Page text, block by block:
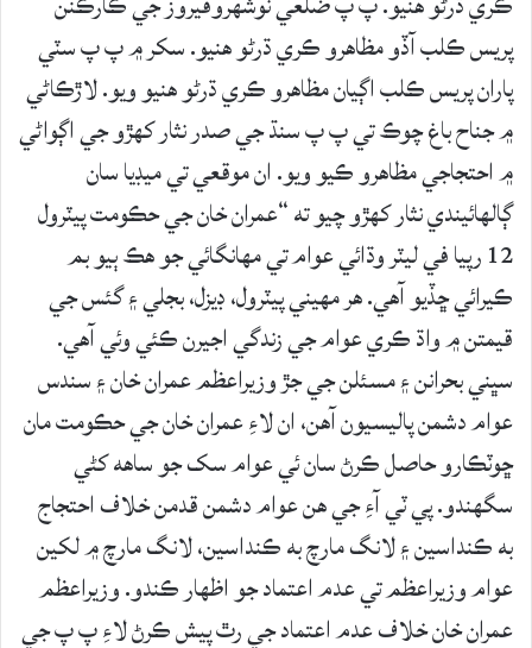
پريس ڪلب آڏو مظاھرو ڪري ڌرڻو ھنيو. سکر ۾ پ پ سٽي
پاران پريس ڪلب اڳيان مظاهرو ڪري ڌرڻو هنيو ويو. لاڙڪاڻي
۾ جناح باغ چوڪ تي پ پ سنڌ جي صدر نثار کهڙو جي اڳواڻي
۾ احتجاجي مظاهرو ڪيو ويو. ان موقعي تي ميڊيا سان
ڳالهائيندي نثار کهڙو چيو ته “عمران خان جي حڪومت پيٽرول
12 رپيا في ليٽر وڌائي عوام تي مهانگائي جو هڪ ٻيو بم
ڪيرائي ڇڏيو آهي. هر مهيني پيٽرول، ڊيزل، بجلي ۽ گئس جي
قيمتن ۾ واڌ ڪري عوام جي زندگي اجيرن ڪئي وئي آهي.
سڀني بحرانن ۽ مسئلن جي جڙ وزيراعظم عمران خان ۽ سندس
عوام دشمن پاليسيون آهن، ان لاءِ عمران خان جي حڪومت مان
ڇوٽڪارو حاصل ڪرڻ سان ئي عوام سک جو ساهه کڻي
سگهندو. پي ٽي آءِ جي هن عوام دشمن قدمن خلاف احتجاج
به ڪنداسين ۽ لانگ مارچ به ڪنداسين، لانگ مارچ ۾ لکين
عوام وزيراعظم تي عدم اعتماد جو اظهار ڪندو. وزيراعظم
عمران خان خلاف عدم اعتماد جي رٿ پيش ڪرڻ لاءِ پ پ جي